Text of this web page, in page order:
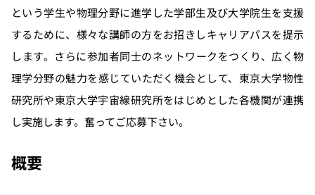
という学生や物理分野に進学した学部生及び大学院生を支援
するために、様々な講師の方をお招きしキャリアパスを提示
します。さらに参加者同士のネットワークをつくり、広く物
理学分野の魅力を感じていただく機会として、東京大学物性
研究所や東京大学宇宙線研究所をはじめとした各機関が連携
し実施します。奮ってご応募下さい。
概要